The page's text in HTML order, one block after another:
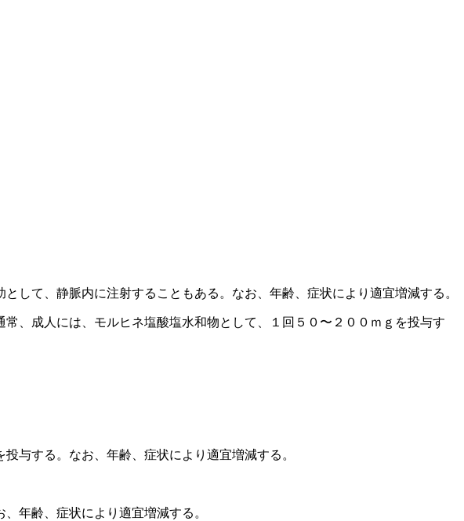
して、静脈内に注射することもある。なお、年齢、症状により適宜増減する。
、成人には、モルヒネ塩酸塩水和物として、１回５０〜２００ｍｇを投与す
与する。なお、年齢、症状により適宜増減する。
年齢、症状により適宜増減する。